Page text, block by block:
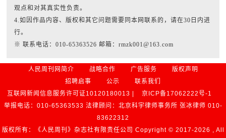
观点和对其真实性负责。
4.如因作品内容、版权和其它问题需要同本网联系的，请在30日内进
行。
※ 联系电话：010-65363526 邮箱：rmzk001@163.com
人民周刊网简介 战略合作 广告服务
版权声明
招聘启事
公示
联系我们
互联网新闻信息服务许可证10120180013 |
京ICP备17062222号-1
举报电话：010-65363533 法律顾问：北京科宇律师事务所 张冰律师 010-
83622312
版权所有：《人民周刊》杂志社有限责任公司 Copyright © 2017-2026 , All